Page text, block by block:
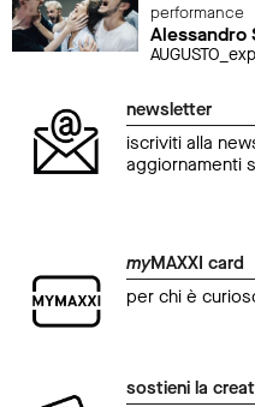
performance
Alessandro
newsletter
iscriviti alla
aggiornamenti
myMAXXI card
per chi è
sostieni la